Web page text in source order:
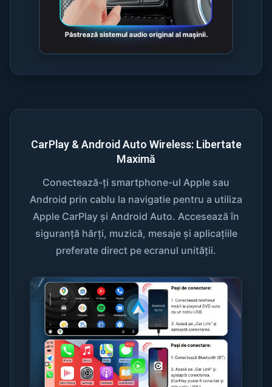
CarPlay & Android Auto Wireless: Libertate
Maximă
Conectează-ți smartphone-ul Apple sau
Android prin cablu la navigatie pentru a utiliza
Apple CarPlay și Android Auto. Accesează în
siguranță hărți, muzică, mesaje și aplicațiile
preferate direct pe ecranul unității.